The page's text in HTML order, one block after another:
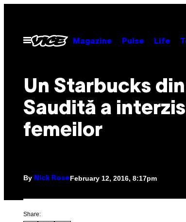
contentOpen
Menu
Magazine Pulse Life
Un Starbucks
Saudită a interzis
femeilor
By Nick RoseFebruary 12, 2016, 8:17pm
Share: